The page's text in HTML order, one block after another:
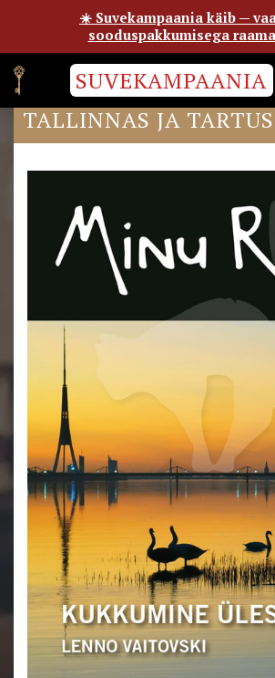
SUVEKAMPAANIA
“MINU RIIA” ESITLUSED
TALLINNAS JA TARTUS
☀️ Suvekampaania käib —
sooduspakkumisega